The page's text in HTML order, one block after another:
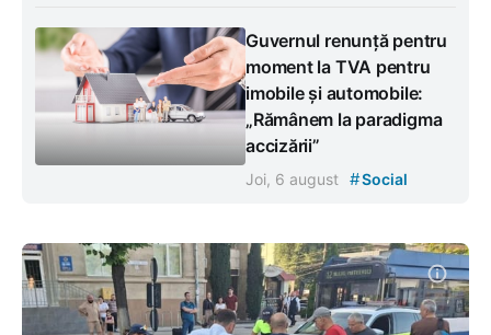
Guvernul renunță pentru
moment la TVA pentru
imobile și automobile:
„Rămânem la paradigma
accizării”
Joi, 6 august #Social